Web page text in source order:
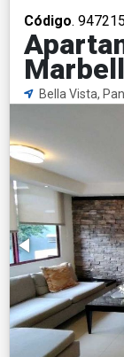
Código.
Bella Vista,